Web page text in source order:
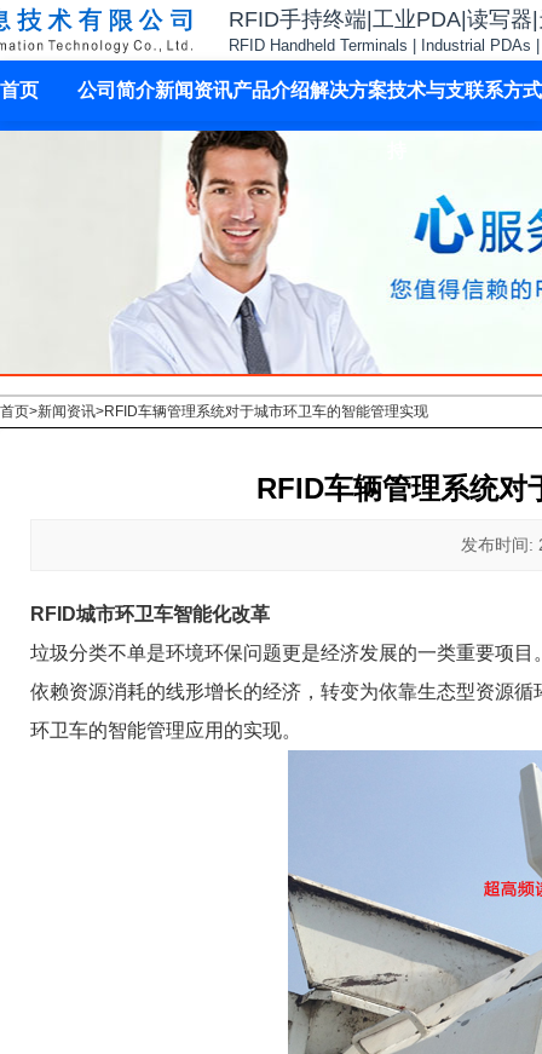
RFID手持终端|工业PDA|读写器
RFID Handheld Terminals | Industrial PDAs
首页 公司简介新闻资讯产品介绍解决方案技术与支联系方式
首页>新闻资讯>RFID车辆管理系统对于城市环卫车的智能管理实现
RFID车辆管理系统对
发布时间:
RFID城市环卫车智能化改革
垃圾分类不单是环境环保问题更是经济发展的一类重要项
依赖资源消耗的线形增长的经济，转变为依靠生态型资源
环卫车的智能管理应用的实现。